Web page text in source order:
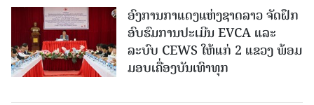
ອົງການກາແດງແຫ່ງຊາດລາວ ຈັດຝຶກ
ອົບຮົມການປະເມີນ EVCA ແລະ
ລະບົບ CEWS ໃຫ້ແກ່ 2 ແຂວງ ພ້ອມ
ມອບເຄື່ອງບັນເທົາທຸກ